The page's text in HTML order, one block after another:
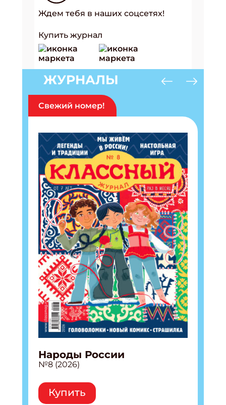
Ждем тебя в наших соцсетях!
Купить журнал
ЖУРНАЛЫ
Свежий номер!
Народы России
№8 (2026)
Купить